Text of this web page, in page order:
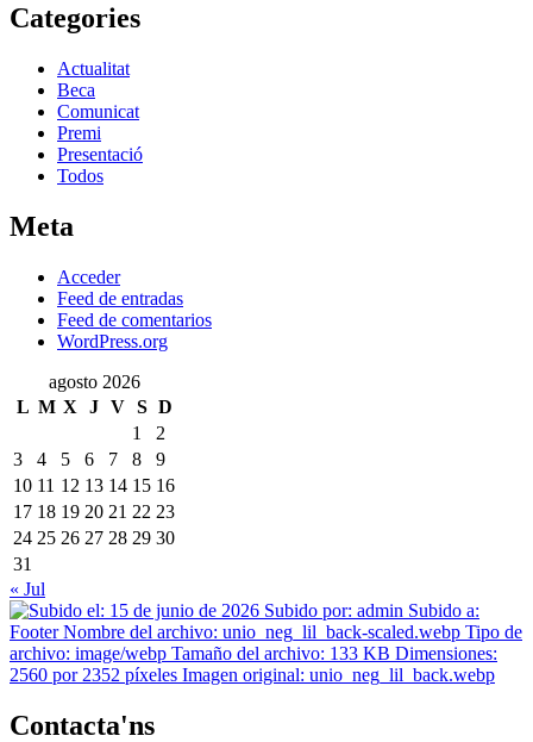
Categories
Actualitat
Beca
Comunicat
Premi
Presentació
Todos
Meta
Acceder
Feed de entradas
Feed de comentarios
WordPress.org
agosto 2026
L M X J V S D
1
2
3
4 5 6 7 8
9
10 11 12 13 14 15 16
17 18 19 20 21 22 23
24 25 26 27 28 29 30
31
« Jul
Contacta'ns